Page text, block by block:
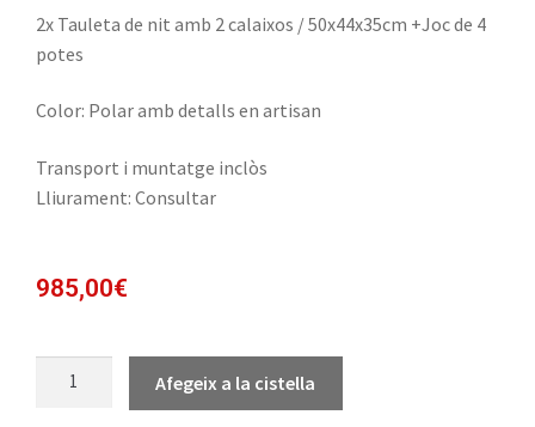
2x Tauleta de nit amb 2 calaixos / 50x44x35cm +Joc de 4
potes
Color: Polar amb detalls en artisan
Transport i muntatge inclòs
Lliurament: Consultar
985,00€
Afegeix a la cistella